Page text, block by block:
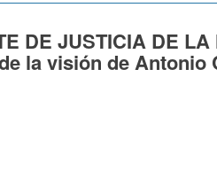
DE JUSTICIA DE
la visión de Antonio